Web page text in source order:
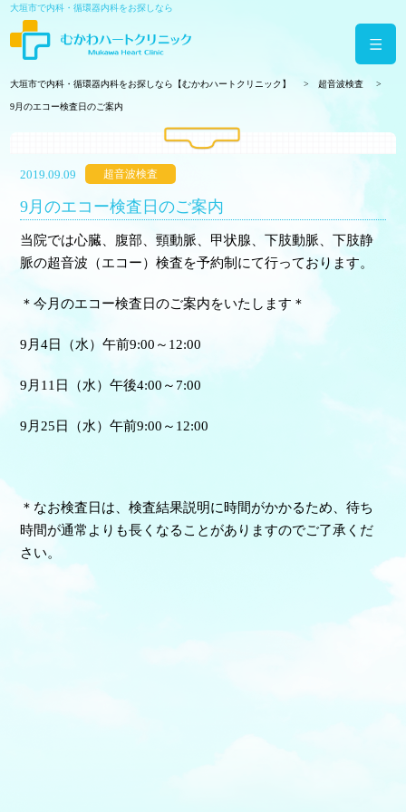
大垣市で内科・循環器内科をお探しなら
大垣市で内科・循環器内科をお探しなら【むかわハートクリニック】 超音波検査
9月のエコー検査日のご案内
2019.09.09 超音波検査
9月のエコー検査日のご案内
当院では心臓、腹部、頸動脈、甲状腺、下肢動脈、下肢静
脈の超音波（エコー）検査を予約制にて行っております。
＊今月のエコー検査日のご案内をいたします＊
9月4日（水）午前9:00～12:00
9月11日（水）午後4:00～7:00
9月25日（水）午前9:00～12:00
＊なお検査日は、検査結果説明に時間がかかるため、待ち
時間が通常よりも長くなることがありますのでご了承くだ
さい。